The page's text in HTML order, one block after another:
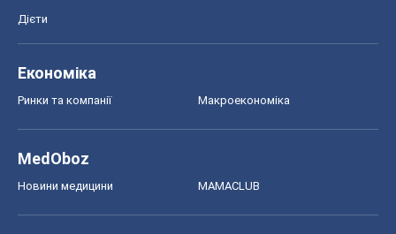
Дієти
Економіка
Ринки та компанії Макроекономіка
MedOboz
Новини медицини MAMACLUB